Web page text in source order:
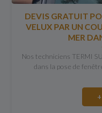
DEVIS GRATUIT
VELUX PAR UN
MER
Nos techniciens TERMI
dans la pose de